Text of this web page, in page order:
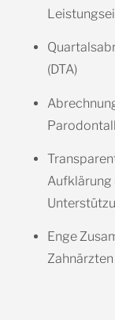
(DTA)
Aufklärung
Enge